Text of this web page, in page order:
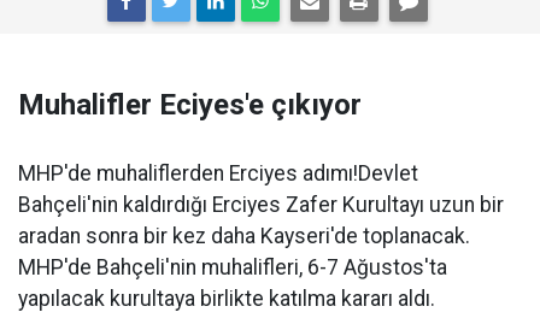
Muhalifler Eciyes'e çıkıyor
MHP'de muhaliflerden Erciyes adımı!Devlet
Bahçeli'nin kaldırdığı Erciyes Zafer Kurultayı uzun bir
aradan sonra bir kez daha Kayseri'de toplanacak.
MHP'de Bahçeli'nin muhalifleri, 6-7 Ağustos'ta
yapılacak kurultaya birlikte katılma kararı aldı.